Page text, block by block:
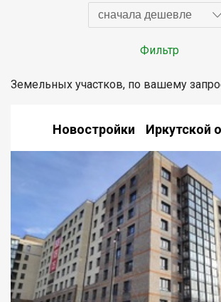
сначала дешевле
Фильтр
Земельных участков, по вашему
Новостройки Иркутской